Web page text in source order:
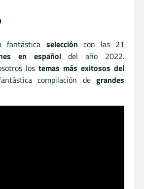
fantástica selección con las 21
en españoldel año 2022.
los temas más exitosos del
compilación degrandes